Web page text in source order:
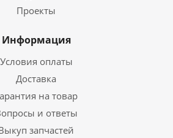
Проекты
Информация
Условия оплаты
Доставка
на товар
и ответы
запчастей